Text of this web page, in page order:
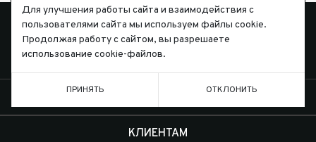
КЛИЕНТАМ
Для улучшения работы сайта и взаимодействия с
пользователями сайта мы используем файлы cookie.
Продолжая работу с сайтом, вы разрешаете
использование cookie-файлов.
ПРИНЯТЬ ОТКЛОНИТЬ